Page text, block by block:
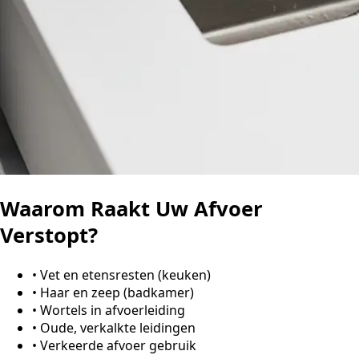
Waarom Raakt Uw Afvoer
Verstopt?
• Vet en etensresten (keuken)
• Haar en zeep (badkamer)
• Wortels in afvoerleiding
• Oude, verkalkte leidingen
• Verkeerde afvoer gebruik